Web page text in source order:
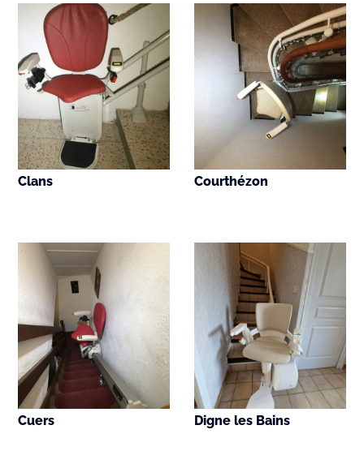
Clans Courthézon
Cuers Digne les Bains